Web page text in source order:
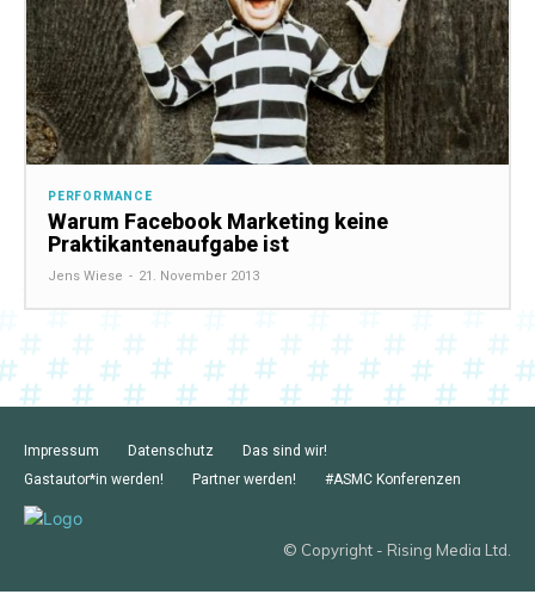
PERFORMANCE
Warum Facebook Marketing keine
Praktikantenaufgabe ist
Jens Wiese - 21. November 2013
Impressum Datenschutz
Das sind wir!
Gastautor*in werden!
Partner werden! #ASMC Konferenzen
© Copyright - Rising Media Ltd.